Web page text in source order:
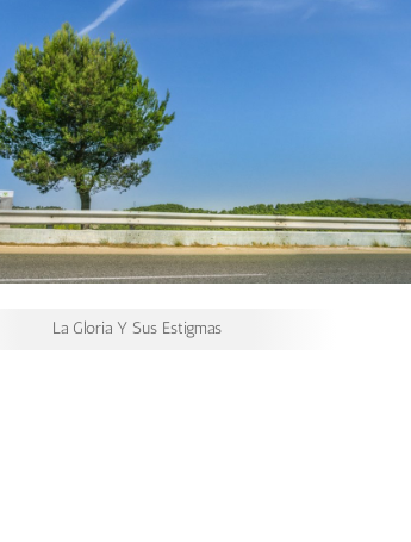
La Gloria Y Sus Estigmas